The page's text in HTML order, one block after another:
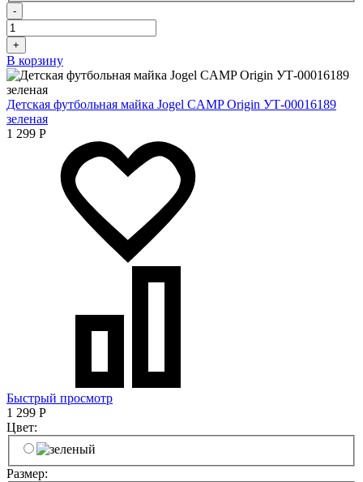
-
+
В корзину
Детская футбольная майка Jogel CAMP Origin УТ-00016189
зеленая
1 299 Р
Быстрый просмотр
1 299 Р
Цвет:
Размер: